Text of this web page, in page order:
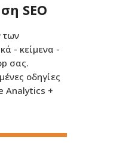
SEO
των
- κείμενα -
σας.
οδηγίες
Analytics +